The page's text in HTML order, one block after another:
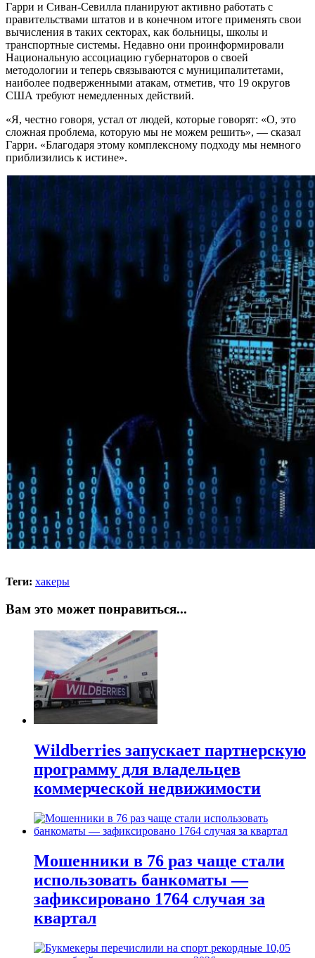
Гарри и Сиван-Севилла планируют активно работать с
правительствами штатов и в конечном итоге применять свои
вычисления в таких секторах, как больницы, школы и
транспортные системы. Недавно они проинформировали
Национальную ассоциацию губернаторов о своей
методологии и теперь связываются с муниципалитетами,
наиболее подверженными атакам, отметив, что 19 округов
США требуют немедленных действий.
«Я, честно говоря, устал от людей, которые говорят: «О, это
сложная проблема, которую мы не можем решить», — сказал
Гарри. «Благодаря этому комплексному подходу мы немного
приблизились к истине».
Теги: хакеры
Вам это может понравиться...
Wildberries запускает партнерскую
программу для владельцев
коммерческой недвижимости
Мошенники в 76 раз чаще стали
использовать банкоматы —
зафиксировано 1764 случая за
квартал